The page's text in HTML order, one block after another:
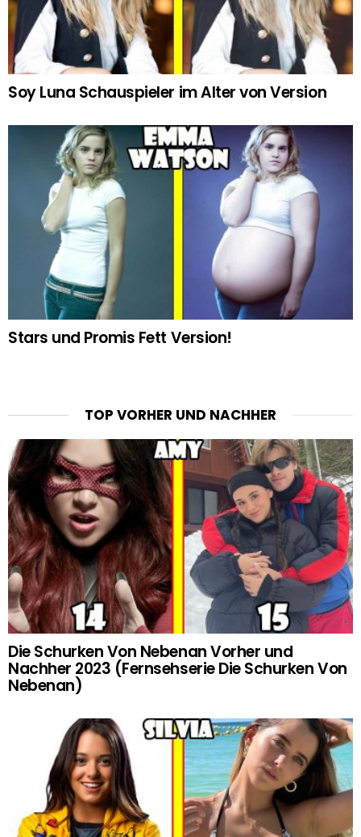
Soy Luna Schauspieler im Alter von Version
Stars und Promis Fett Version!
TOP VORHER UND NACHHER
Die Schurken Von Nebenan Vorher und
Nachher 2023 (Fernsehserie Die Schurken Von
Nebenan)